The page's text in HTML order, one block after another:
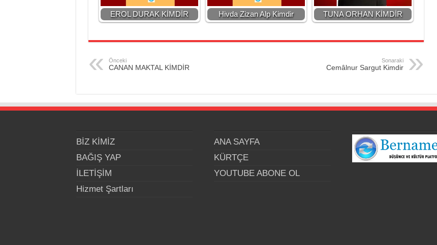
EROL DURAK KİMDİR Hivda Zizan Alp Kimdir TUNA ORHAN KİMDİR
Önceki
CANAN MAKTAL KİMDİR
Sonaraki
Cemâlnur Sargut Kimdir
BİZ KİMİZ
BAĞIŞ YAP
İLETİŞİM
Hizmet Şartları
ANA SAYFA
KÜRTÇE
YOUTUBE ABONE OL